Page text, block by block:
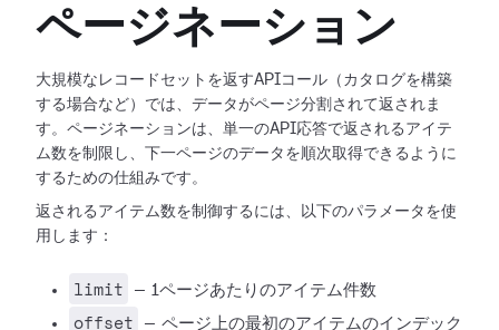
ページネーション
大規模なレコードセットを返すAPIコール（カタログを構築
する場合など）では、データがページ分割されて返されま
す。ページネーションは、単一のAPI応答で返されるアイテ
ム数を制限し、下一ページのデータを順次取得できるように
するための仕組みです。
返されるアイテム数を制御するには、以下のパラメータを使
用します：
limit — 1ページあたりのアイテム件数
offset
— ページ上の最初のアイテムのインデック